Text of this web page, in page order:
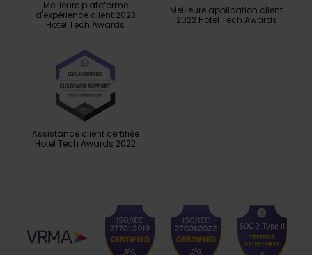
Meilleure plateforme
d'expérience client 2023
Hotel Tech Awards
Meilleure application client
2022 Hotel Tech Awards
Assistance client certifiée
Hotel Tech Awards 2022